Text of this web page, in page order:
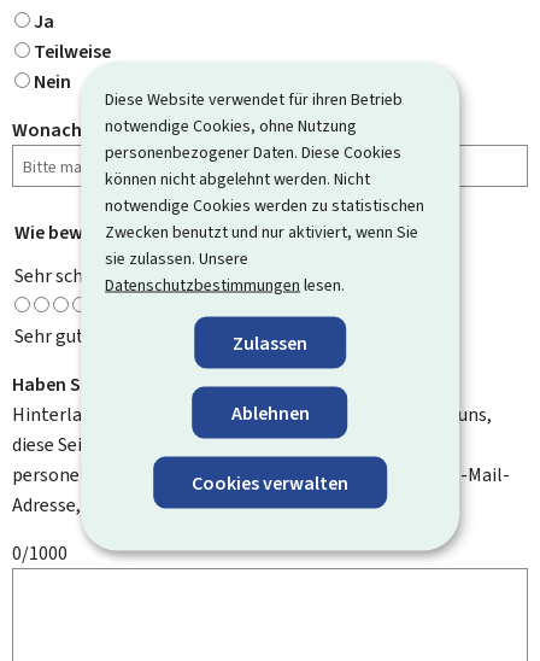
Diese Website verwendet für ihren Betrieb
notwendige Cookies, ohne Nutzung
personenbezogener Daten. Diese Cookies
können nicht abgelehnt werden. Nicht
notwendige Cookies werden zu statistischen
Zwecken benutzt und nur aktiviert, wenn Sie
sie zulassen. Unsere
Datenschutzbestimmungen lesen.
Zulassen
Ablehnen
Cookies verwalten
Ja
Teilweise
Nein
Wonach haben Sie gesucht?
Wie bewerten Sie diese Seite? *
Sehr schlecht
Sehr gut
Haben Sie Verbesserungsvorschläge?
Hinterlassen Sie uns einen Kommentar und helfen Sie uns,
diese Seite zu verbessern. Bitte geben Sie keine
personenbezogenen Daten an, wie zum Beispiel Ihre E-Mail-
Adresse, Ihren Namen oder Ihre Telefonnummer.
0/1000